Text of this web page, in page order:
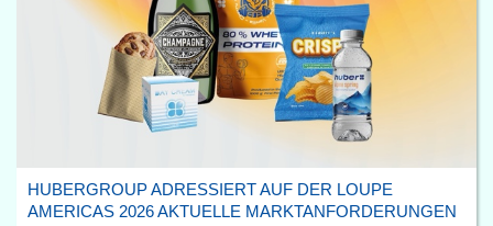
HUBERGROUP ADRESSIERT AUF DER LOUPE
AMERICAS 2026 AKTUELLE MARKTANFORDERUNGEN